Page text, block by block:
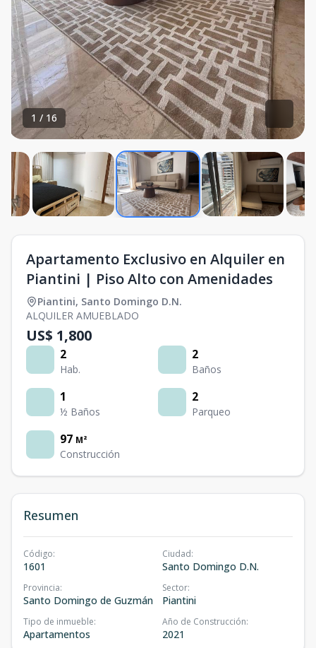
1 / 16
Apartamento Exclusivo en Alquiler en
Piantini | Piso Alto con Amenidades
Piantini, Santo Domingo D.N.
ALQUILER AMUEBLADO
US$ 1,800
2
Hab.
2
Baños
1
½ Baños
2
Parqueo
97 M²
Construcción
Resumen
Código:
1601
Ciudad:
Santo Domingo D.N.
Provincia:
Santo Domingo de Guzmán
Sector:
Piantini
Tipo de inmueble:
Apartamentos
Año de Construcción:
2021